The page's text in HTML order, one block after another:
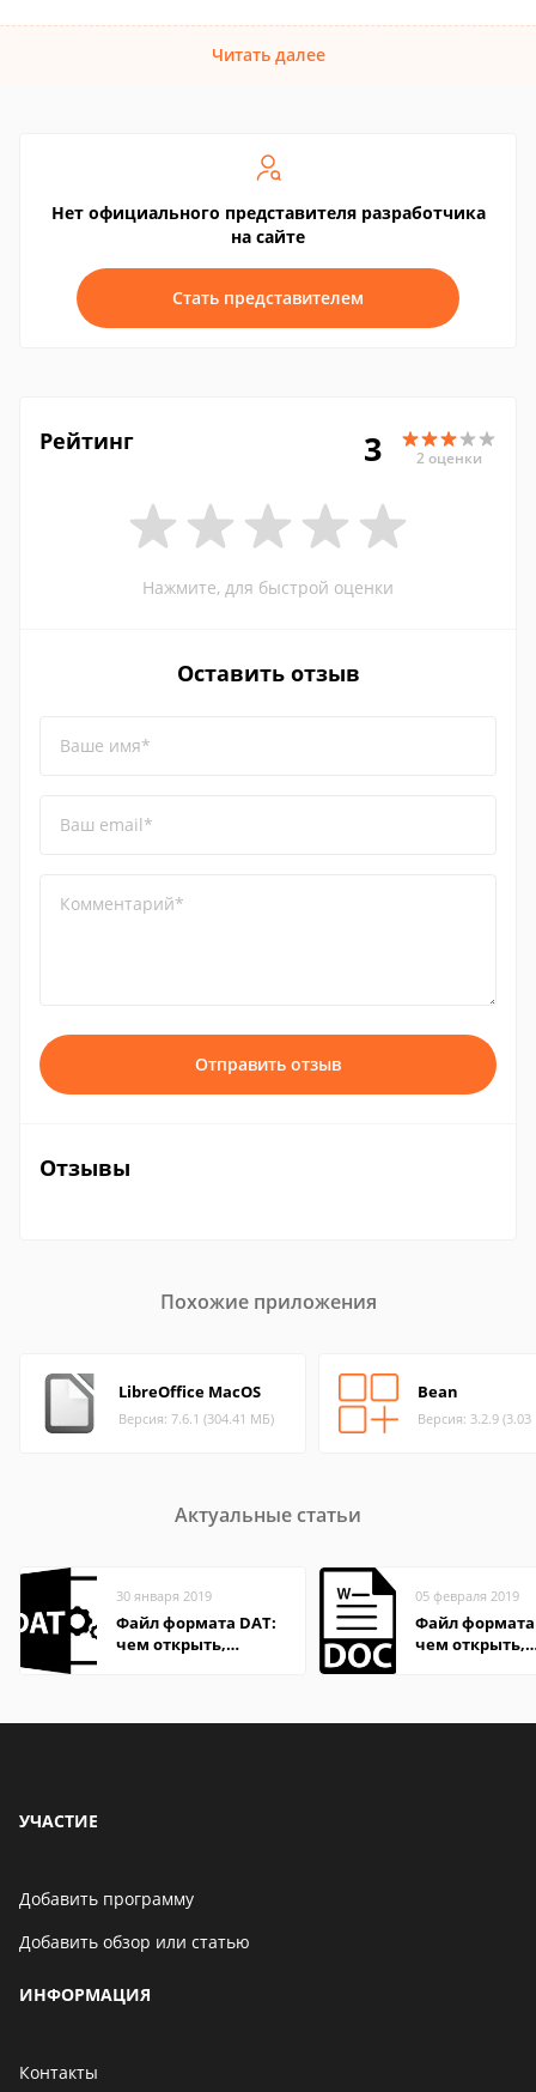
Читать далее
Нет официального представителя разработчика
на сайте
Стать представителем
Рейтинг 3 2 оценки
Нажмите, для быстрой оценки
Оставить отзыв
Ваше имя*
Ваш email*
Комментарий*
Отправить отзыв
Отзывы
Похожие приложения
LibreOffice MacOS
Версия: 7.6.1 (304.41 МБ)
Bean
Версия: 3.2.9
Актуальные статьи
30 января 2019
Файл формата DAT:
чем открыть,
05 февраля 2019
Файл формата
чем открыть,
УЧАСТИЕ
Добавить программу
Добавить обзор или статью
ИНФОРМАЦИЯ
Контакты